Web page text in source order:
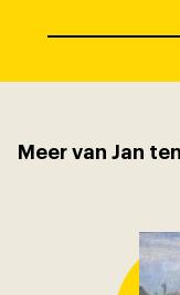
Meer van Jan